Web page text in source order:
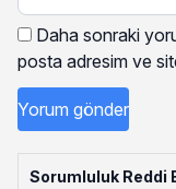
Daha sonraki
posta adresim ve
Sorumluluk Reddi